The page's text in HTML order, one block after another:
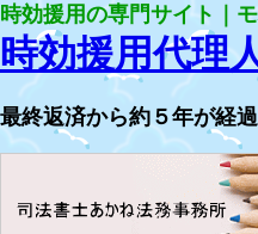
時効援用の専門サイト｜
時効援用代理
最終返済から約５年が経